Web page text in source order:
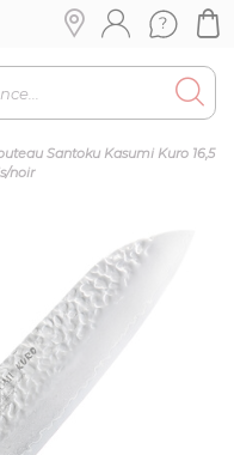
Santoku Kasumi Kuro 16,5
noir